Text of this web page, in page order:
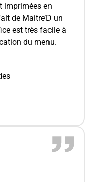
imprimées en
de Maitre’D un
est très facile à
du menu.